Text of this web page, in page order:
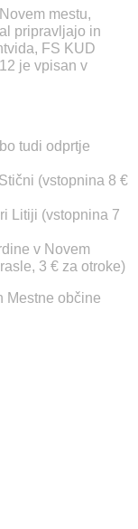
mestu,
pripravljajo in
FS KUD
je vpisan v
tudi odprtje
(vstopnina 8 €
Litiji (vstopnina 7
v Novem
3 € za otroke)
Mestne občine